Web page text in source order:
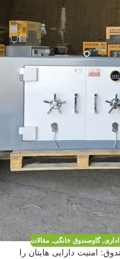
,گاوصندوق خانگی,مقالات
امنیت دارایی هایتان را